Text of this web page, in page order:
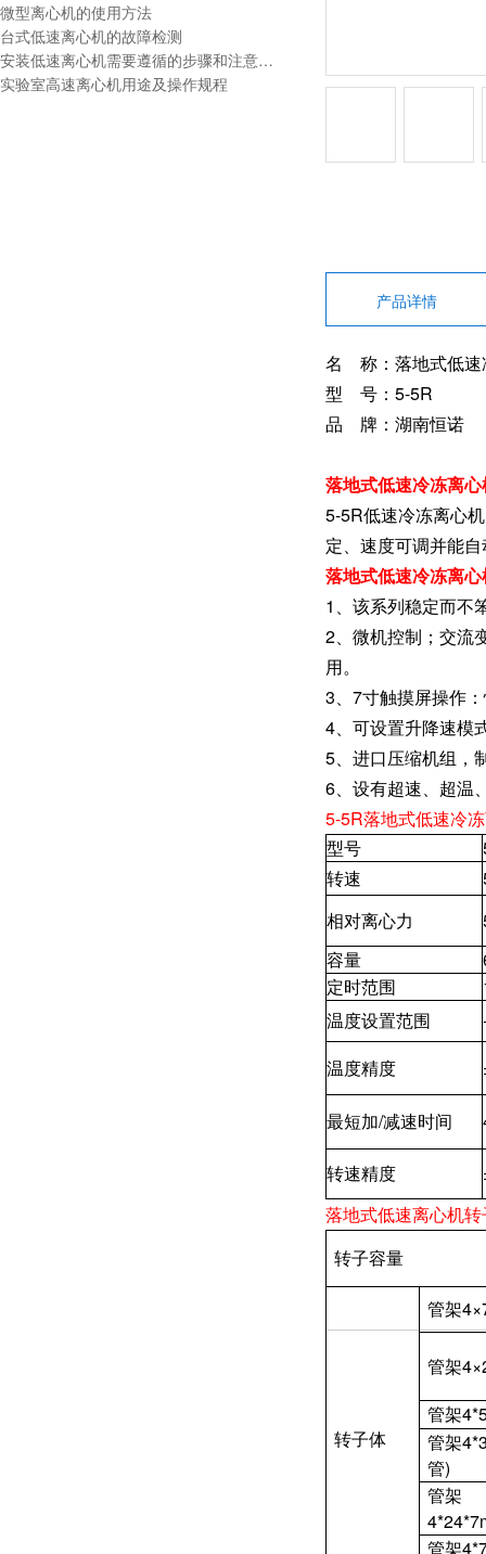
微型离心机的使用方法
台式低速离心机的故障检测
安装低速离心机需要遵循的步骤和注意事项
实验室高速离心机用途及操作规程
产品详情
名 称：落地式低速
型 号：5-5R
品 牌：湖南恒诺
落地式低速冷冻离
5-5R低速冷冻离心
定、速度可调并能
落地式低速冷冻离
1、该系列稳定而不
2、微机控制；交流
用。
3、7寸触摸屏操作
4、可设置升降速模
5、进口压缩机组，
6、设有超速、超温
5-5R落地式低速冷
型号
转速
相对离心力
容量
定时范围
温度设置范围
温度精度
最短加/减速时间
转速精度
落地式低速离心机
转子容量
转子体
管架
管架
管架
管架
管)
管架
管架